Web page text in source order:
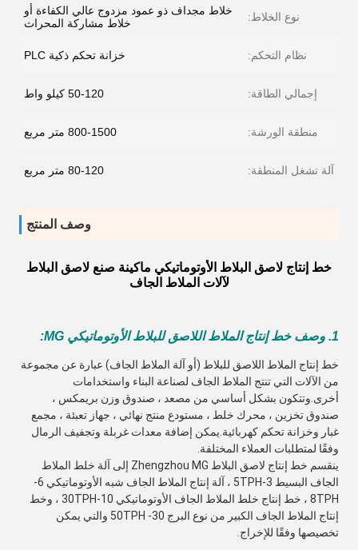
نوع الخلاط:
خلاط مجداف ذو عمود مزدوج عالي الكفاءة أو
خلاط مشاركة المحراث
نظام التحكم: خزانة تحكم ذكية PLC
إجمالي الطاقة: 50-120 كيلو واط
منطقة الورشة: 800-1500 متر مربع
آلة تشغل المنطقة: 80-120 متر مربع
وصف المنتج
خط إنتاج لاصق البلاط الأوتوماتيكي ماكينة صنع لاصق البلاط
لآلات الملاط الجاف
1. وصف خط إنتاج الملاط اللاصق للبلاط الأوتوماتيكي MG:
غبار وخزانة تحكم كهربائية.
وفقًا لمتطلبات العملاء المختلفة.
الجاف البسيط 3-5TPH ، آلة إنتاج الملاط الجاف شبه الأوتوماتيكي 6-
تخصيصها وفقًا للإخراج.